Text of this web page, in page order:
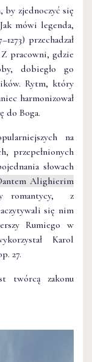
by zjednoczyć się
mówi legenda,
przechadzał
pracowni, gdzie
dobiegło go
Rytm, który
harmonizował
do Boga.
na
przepełnionych
słowach
Alighierim
romantycy, z
się nim
Rumiego w
Karol
27.
twórcą zakonu